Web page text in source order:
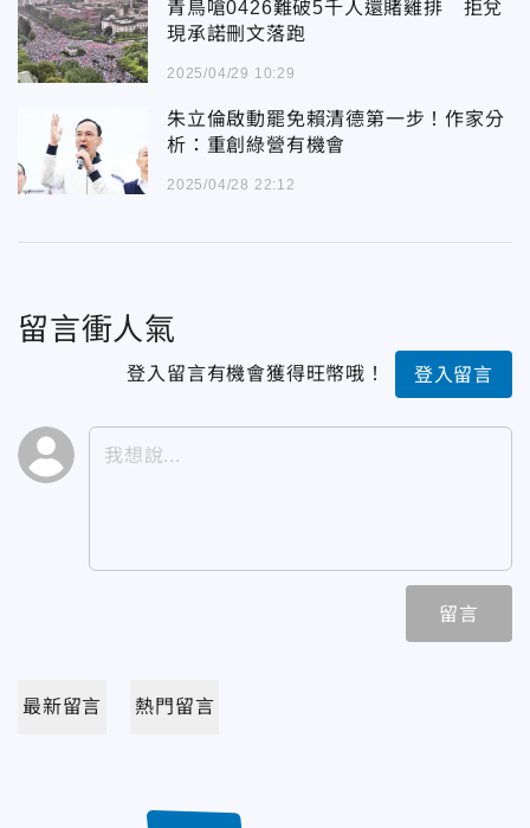
青鳥嗆0426難破5千人還賭雞排 拒兌
現承諾刪文落跑
2025/04/29 10:29
朱立倫啟動罷免賴清德第一步！作家分
析：重創綠營有機會
2025/04/28 22:12
留言衝人氣
登入留言有機會獲得旺幣哦！ 登入留言
留言
最新留言 熱門留言